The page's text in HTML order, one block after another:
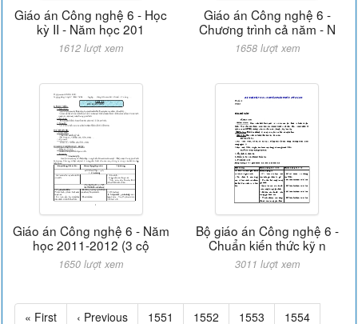
Giáo án Công nghệ 6 - Học
kỳ II - Năm học 201
1612 lượt xem
Giáo án Công nghệ 6 -
Chương trình cả năm - N
1658 lượt xem
Giáo án Công nghệ 6 - Năm
học 2011-2012 (3 cộ
1650 lượt xem
Bộ giáo án Công nghệ 6 -
Chuẩn kiến thức kỹ n
3011 lượt xem
« First ‹ Previous 1551 1552 1553 1554